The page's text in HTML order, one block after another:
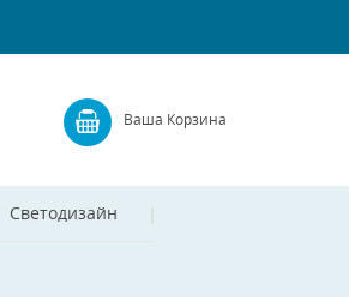
Ваша Корзина
Светодизайн